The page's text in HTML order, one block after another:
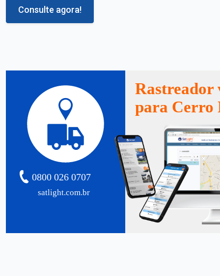
Consulte agora!
satlight.com.br
0800 026 0707
Rastreador
para Cerro